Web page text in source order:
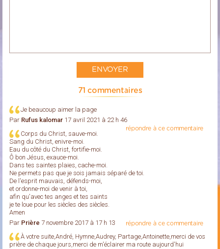
71 commentaires
Je beaucoup aimer la page
Par Rufus kalomar 17 avril 2021 à 22 h 46
répondre à ce commentaire
Corps du Christ, sauve-moi.
Sang du Christ, enivre-moi.
Eau du côté du Christ, fortifie-moi.
Ô bon Jésus, exauce-moi.
Dans tes saintes plaies, cache-moi.
Ne permets pas que je sois jamais séparé de toi.
De l'esprit mauvais, défends-moi,
et ordonne-moi de venir à toi,
afin qu'avec tes anges et tes saints
je te loue pour les siècles des siècles.
Amen
Par Prière 7 novembre 2017 à 17 h 13 répondre à ce commentaire
À votre suite,André, Hymne,Audrey, Partage,Antoinette,merci de vos
prière de chaque jours,merci de m'éclairer ma route aujourd'hui